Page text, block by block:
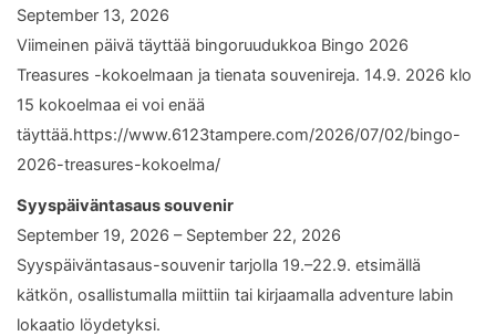
September 13, 2026
Viimeinen päivä täyttää bingoruudukkoa Bingo 2026
Treasures -kokoelmaan ja tienata souvenireja. 14.9. 2026 klo
15 kokoelmaa ei voi enää
täyttää.https://www.6123tampere.com/2026/07/02/bingo-
2026-treasures-kokoelma/
Syyspäiväntasaus souvenir
September 19, 2026 – September 22, 2026
Syyspäiväntasaus-souvenir tarjolla 19.–22.9. etsimällä
kätkön, osallistumalla miittiin tai kirjaamalla adventure labin
lokaatio löydetyksi.